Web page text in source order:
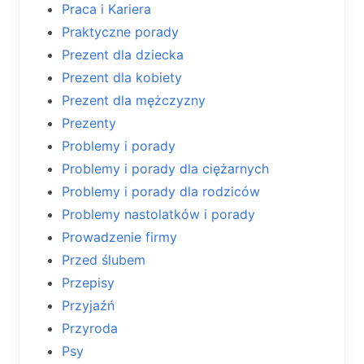
Praca i Kariera
Praktyczne porady
Prezent dla dziecka
Prezent dla kobiety
Prezent dla mężczyzny
Prezenty
Problemy i porady
Problemy i porady dla ciężarnych
Problemy i porady dla rodziców
Problemy nastolatków i porady
Prowadzenie firmy
Przed ślubem
Przepisy
Przyjaźń
Przyroda
Psy